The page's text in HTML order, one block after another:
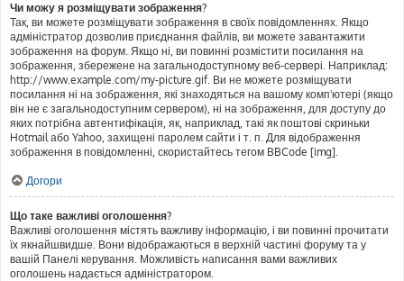
Чи можу я розміщувати зображення?
Так, ви можете розміщувати зображення в своїх повідомленнях. Якщо
адміністратор дозволив приєднання файлів, ви можете завантажити
зображення на форум. Якщо ні, ви повинні розмістити посилання на
зображення, збережене на загальнодоступному веб-сервері. Наприклад:
http://www.example.com/my-picture.gif. Ви не можете розміщувати
посилання ні на зображення, які знаходяться на вашому комп'ютері (якщо
він не є загальнодоступним сервером), ні на зображення, для доступу до
яких потрібна автентифікація, як, наприклад, такі як поштові скриньки
Hotmail або Yahoo, захищені паролем сайти і т. п. Для відображення
зображення в повідомленні, скористайтесь тегом BBCode [img].
Догори
Що таке важливі оголошення?
Важливі оголошення містять важливу інформацію, і ви повинні прочитати
їх якнайшвидше. Вони відображаються в верхній частині форуму та у
вашій Панелі керування. Можливість написання вами важливих
оголошень надається адміністратором.